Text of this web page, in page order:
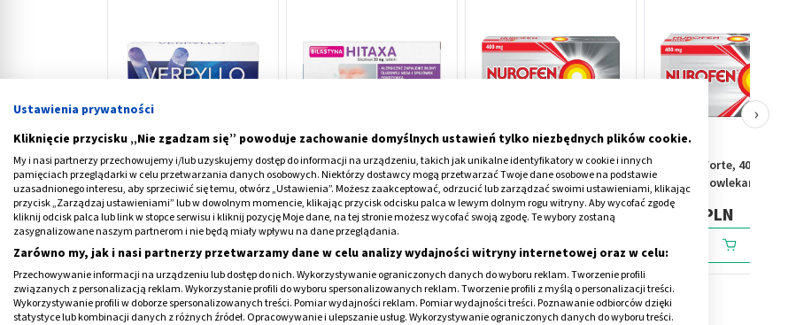
Verpyllo, 20 mg, tabl., 30
szt
14,59 PLN
Bilastyna Hitaxa, 20 mg,
tabl., 10 szt
16,19 PLN
Nurofen Forte, 400 mg,
tabletki powlekane, 12 szt.
15,59 PLN
Nurofen Forte, 400 mg,
tabletki powlekane, 48 szt.
40,89 PLN
‹ ›
Ustawienia prywatności
Kliknięcie przycisku „Nie zgadzam się” powoduje zachowanie domyślnych ustawień tylko niezbędnych plików cookie.
My i nasi partnerzy przechowujemy i/lub uzyskujemy dostęp do informacji na urządzeniu, takich jak unikalne identyfikatory w cookie i innych
pamięciach przeglądarki w celu przetwarzania danych osobowych. Niektórzy dostawcy mogą przetwarzać Twoje dane osobowe na podstawie
uzasadnionego interesu, aby sprzeciwić się temu, otwórz „Ustawienia”. Możesz zaakceptować, odrzucić lub zarządzać swoimi ustawieniami, klikając
przycisk „Zarządzaj ustawieniami” lub w dowolnym momencie, klikając przycisk odcisku palca w lewym dolnym rogu witryny. Aby wycofać zgodę
kliknij odcisk palca lub link w stopce serwisu i kliknij pozycję Moje dane, na tej stronie możesz wycofać swoją zgodę. Te wybory zostaną
zasygnalizowane naszym partnerom i nie będą miały wpływu na dane przeglądania.
Zarówno my, jak i nasi partnerzy przetwarzamy dane w celu analizy wydajności witryny internetowej oraz w celu:
Przechowywanie informacji na urządzeniu lub dostęp do nich. Wykorzystywanie ograniczonych danych do wyboru reklam. Tworzenie profili
związanych z personalizacją reklam. Wykorzystanie profili do wyboru spersonalizowanych reklam. Tworzenie profili z myślą o personalizacji treści.
Wykorzystywanie profili w doborze spersonalizowanych treści. Pomiar wydajności reklam. Pomiar wydajności treści. Poznawanie odbiorców dzięki
statystyce lub kombinacji danych z różnych źródeł. Opracowywanie i ulepszanie usług. Wykorzystywanie ograniczonych danych do wyboru treści.